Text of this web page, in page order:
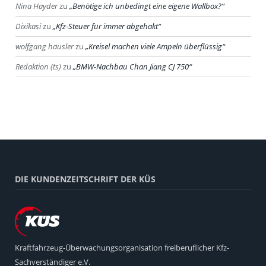
Nina Hayderzu Benötige ich unbedingt eine eigene Wallbox?
Dixikasizu Kfz-Steuer für immer abgehakt
wolfgang häuslerzu Kreisel machen viele Ampeln überflüssig
Redaktion (ts) zu BMW-Nachbau Chan Jiang CJ 750
DIE KUNDENZEITSCHRIFT DER KÜS
Kraftfahrzeug-Überwachungsorganisation freiberuflicher Kfz-
Sachverständiger e.V.